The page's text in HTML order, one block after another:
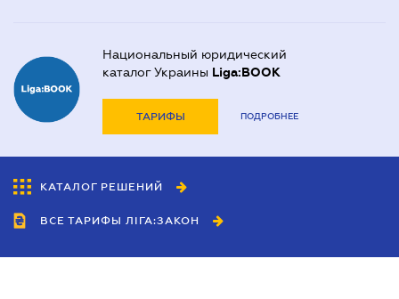
Национальный юридический
каталог Украины Liga:BOOK
ТАРИФЫ ПОДРОБНЕЕ
КАТАЛОГ РЕШЕНИЙ
ВСЕ ТАРИФЫ ЛІГА:ЗАКОН